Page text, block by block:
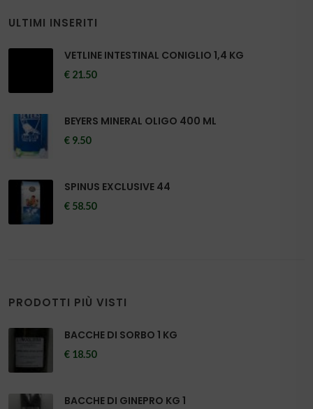
ULTIMI INSERITI
VETLINE INTESTINAL CONIGLIO 1,4 KG
€ 21.50
BEYERS MINERAL OLIGO 400 ML
€ 9.50
SPINUS EXCLUSIVE 44
€ 58.50
PRODOTTI PIÙ VISTI
BACCHE DI SORBO 1 KG
€ 18.50
BACCHE DI GINEPRO KG 1